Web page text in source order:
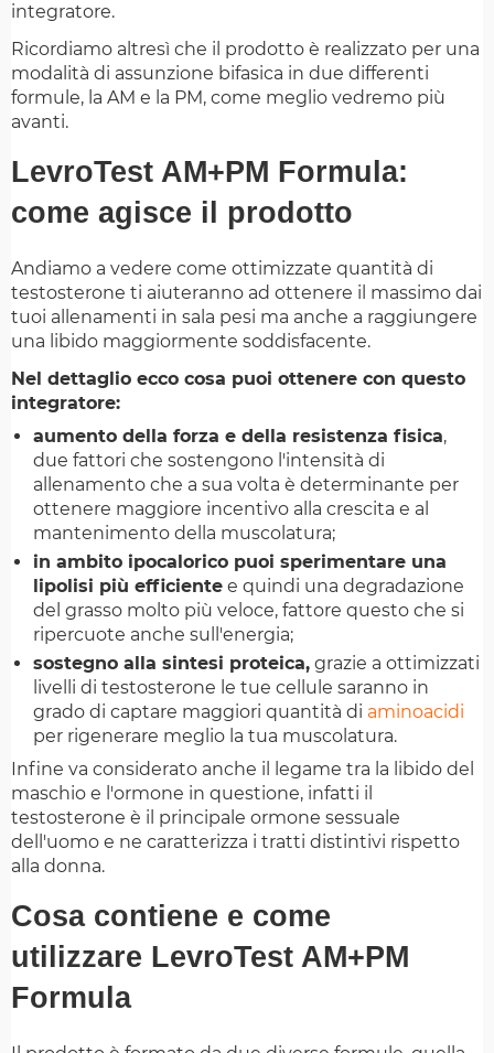
integratore.
Ricordiamo altresì che il prodotto è realizzato per una
modalità di assunzione bifasica in due differenti
formule, la AM e la PM, come meglio vedremo più
avanti.
LevroTest AM+PM Formula:
come agisce il prodotto
Andiamo a vedere come ottimizzate quantità di
testosterone ti aiuteranno ad ottenere il massimo dai
tuoi allenamenti in sala pesi ma anche a raggiungere
una libido maggiormente soddisfacente.
Nel dettaglio ecco cosa puoi ottenere con questo
integratore:
aumento della forza e della resistenza fisica,
due fattori che sostengono l'intensità di
allenamento che a sua volta è determinante per
ottenere maggiore incentivo alla crescita e al
mantenimento della muscolatura;
in ambito ipocalorico puoi sperimentare una
lipolisi più efficiente e quindi una degradazione
del grasso molto più veloce, fattore questo che si
ripercuote anche sull'energia;
sostegno alla sintesi proteica, grazie a ottimizzati
livelli di testosterone le tue cellule saranno in
grado di captare maggiori quantità di aminoacidi
per rigenerare meglio la tua muscolatura.
Infine va considerato anche il legame tra la libido del
maschio e l'ormone in questione, infatti il
testosterone è il principale ormone sessuale
dell'uomo e ne caratterizza i tratti distintivi rispetto
alla donna.
Cosa contiene e come
utilizzare LevroTest AM+PM
Formula